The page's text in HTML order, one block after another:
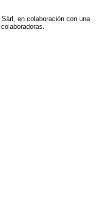
en colaboración con una